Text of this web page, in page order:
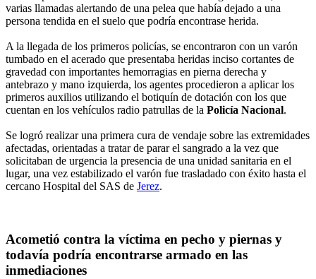
varias llamadas alertando de una pelea que había dejado a una
persona tendida en el suelo que podría encontrase herida.
A la llegada de los primeros policías, se encontraron con un varón
tumbado en el acerado que presentaba heridas inciso cortantes de
gravedad con importantes hemorragias en pierna derecha y
antebrazo y mano izquierda, los agentes procedieron a aplicar los
primeros auxilios utilizando el botiquín de dotación con los que
cuentan en los vehículos radio patrullas de la Policía Nacional.
Se logró realizar una primera cura de vendaje sobre las extremidades
afectadas, orientadas a tratar de parar el sangrado a la vez que
solicitaban de urgencia la presencia de una unidad sanitaria en el
lugar, una vez estabilizado el varón fue trasladado con éxito hasta el
cercano Hospital del SAS de Jerez.
Acometió contra la víctima en pecho y piernas y
todavía podría encontrarse armado en las
inmediaciones